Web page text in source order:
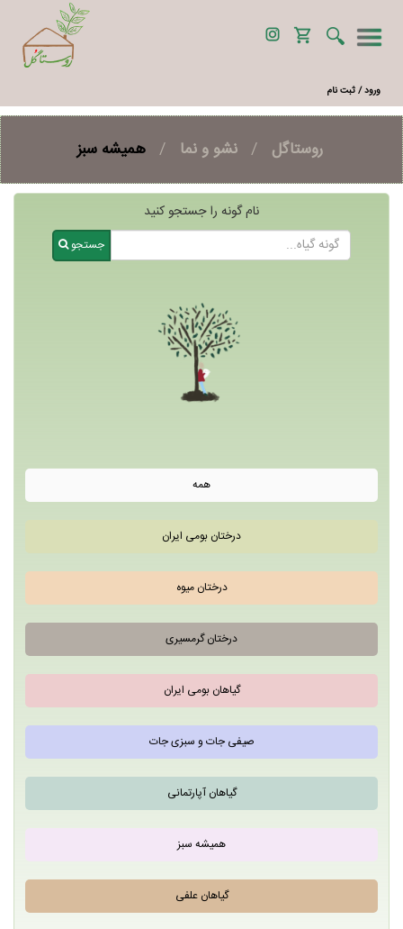
ورود / ثبت نام
روستاگل / نشو و نما / همیشه سبز
نام گونه را جستجو کنید
جستجو
همه
درختان بومی ایران
درختان میوه
درختان گرمسیری
گیاهان بومی ایران
صیفی جات و سبزی جات
گیاهان آپارتمانی
همیشه سبز
گیاهان علفی